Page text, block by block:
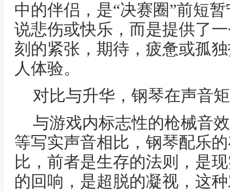
中的伴侣，是“决赛圈”前短
说悲伤或快乐，而是提供了
刻的紧张，期待，疲惫或孤
人体验。
对比与升华，钢琴在声音
与游戏内标志性的枪械音
等写实声音相比，钢琴配乐
比，前者是生存的法则，是
的回响，是超脱的凝视，这